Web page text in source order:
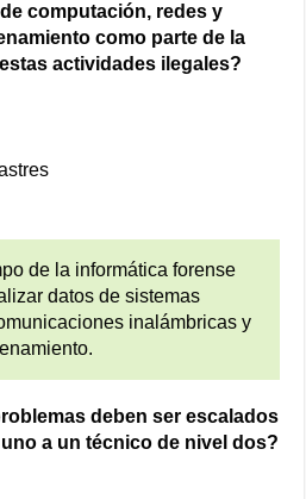
computación, redes y
como parte de la
actividades ilegales?
de la informática forense
datos de sistemas
inalámbricas y
deben ser escalados
a un técnico de nivel dos?